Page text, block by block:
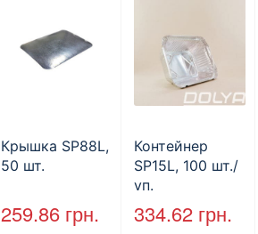
Крышка SP88L,
50 шт.
259.86 грн.
Контейнер
SP15L, 100 шт./
уп.
334.62 грн.